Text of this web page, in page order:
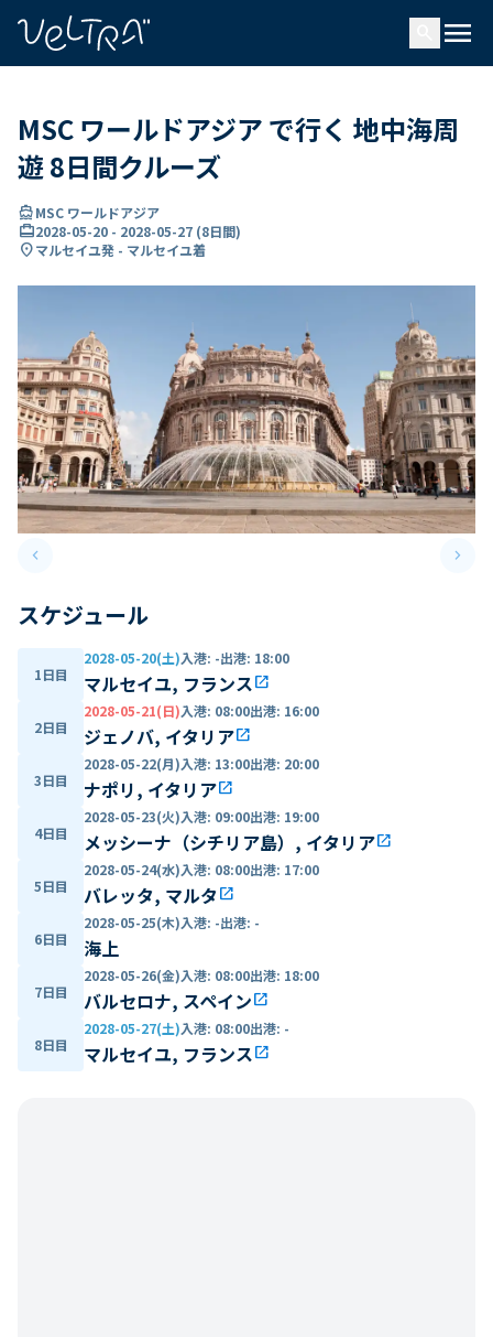
menu
MSC ワールドアジア で行く 地中海周
遊 8日間クルーズ
directions_boatMSC ワールドアジア
card_travel2028-05-20 - 2028-05-27 (8日間)
location_onマルセイユ発 - マルセイユ着
keyboard_arrow_leftPrevious slide keyboard_arrow_right
スケジュール
1日目
2028-05-20(土)入港: -出港: 18:00
マルセイユ, フランスopen_in_new
2日目
2028-05-21(日)入港: 08:00出港: 16:00
ジェノバ, イタリアopen_in_new
3日目
2028-05-22(月)入港: 13:00出港: 20:00
ナポリ, イタリアopen_in_new
4日目
2028-05-23(火)入港: 09:00出港: 19:00
メッシーナ（シチリア島）, イタリアopen_in_new
5日目
2028-05-24(水)入港: 08:00出港: 17:00
バレッタ, マルタopen_in_new
6日目
2028-05-25(木)入港: -出港: -
海上
7日目
2028-05-26(金)入港: 08:00出港: 18:00
バルセロナ, スペインopen_in_new
8日目
2028-05-27(土)入港: 08:00出港: -
マルセイユ, フランスopen_in_new